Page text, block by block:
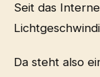
Seit das
Da steht also